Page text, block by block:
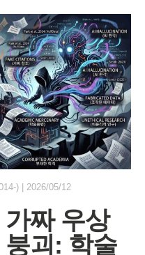
) | 2026/05/12
짜 우상
괴: 학술